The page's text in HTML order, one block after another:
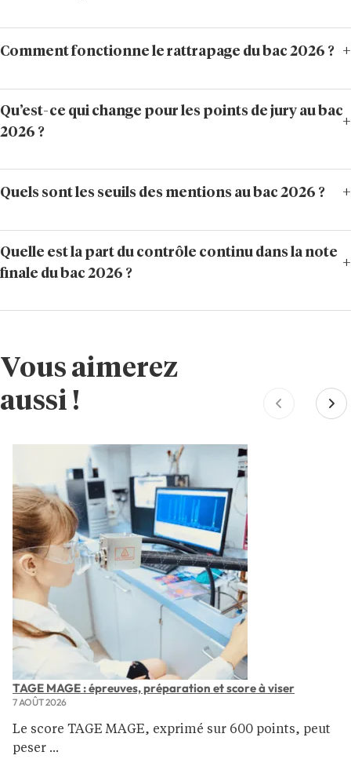
Comment fonctionne le rattrapage du bac 2026 ?
Qu’est-ce qui change pour les points de jury au bac
2026 ?
Quels sont les seuils des mentions au bac 2026 ?
Quelle est la part du contrôle continu dans la note
finale du bac 2026 ?
Vous aimerez
aussi !
TAGE MAGE : épreuves, préparation et score à viser
7 AOÛT 2026
Le score TAGE MAGE, exprimé sur 600 points, peut
peser ...